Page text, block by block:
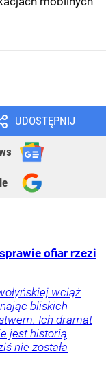
UDOSTĘPNIJ
ofiar rzezi
wciąż
bliskich
Ich dramat
jest historią
nie została